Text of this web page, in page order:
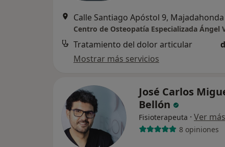
Calle Santiago Apóstol 9, Majadahonda
Centro de Osteopatía Especializada Ángel
Tratamiento del dolor articular
Mostrar más servicios
José Carlos
Bellón
Fisioterapeuta · Ver más
8 opiniones